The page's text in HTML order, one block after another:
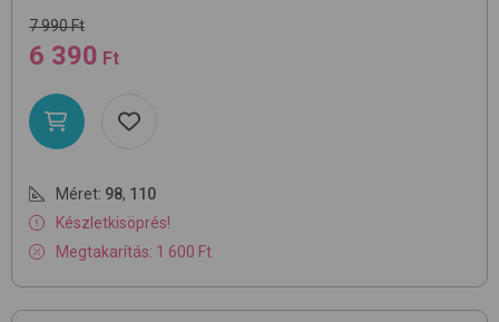
7 990 Ft
6 390 Ft
Méret: 98, 110
Készletkisöprés!
Megtakarítás: 1 600 Ft